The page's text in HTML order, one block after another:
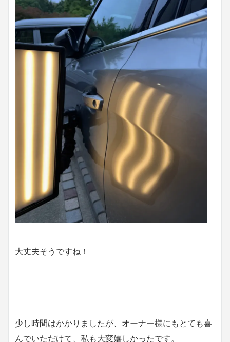
大丈夫そうですね！
少し時間はかかりましたが、オーナー様にもとても喜
んでいただけて、私も大変嬉しかったです。